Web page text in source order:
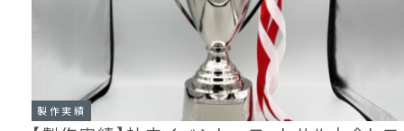
製作実績